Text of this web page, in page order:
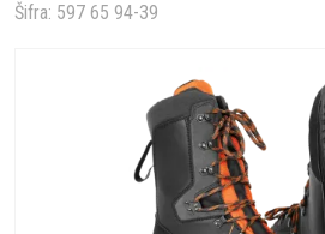
Šifra: 597 65 94-39